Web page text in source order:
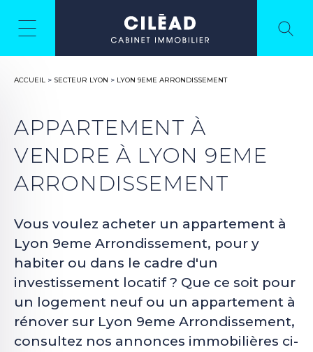
ACCUEIL > SECTEUR LYON > LYON 9EME ARRONDISSEMENT
APPARTEMENT À
VENDRE À LYON 9EME
ARRONDISSEMENT
Vous voulez acheter un appartement à
Lyon 9eme Arrondissement, pour y
habiter ou dans le cadre d'un
investissement locatif ? Que ce soit pour
un logement neuf ou un appartement à
rénover sur Lyon 9eme Arrondissement,
consultez nos annonces immobilières ci-